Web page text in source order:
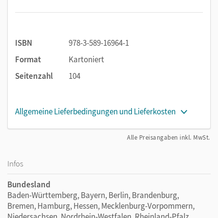
wobei Sie je nach gewünschtem Schwierigkeitsgrad
Lösungen zur (Selbst-)Kontrolle
Übersichten: „Die häufigsten Fehler und Fallstricke“
sowie „Grammatikalische Begriffe von A bis Z“
ISBN
978-3-589-16964-1
Format
Kartoniert
Seitenzahl
104
Allgemeine Lieferbedingungen und Lieferkosten
Alle Preisangaben inkl. MwSt.
Infos
Bundesland
Baden-Württemberg, Bayern, Berlin, Brandenburg,
Bremen, Hamburg, Hessen, Mecklenburg-Vorpommern,